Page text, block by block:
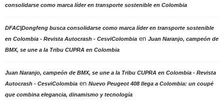
consolidarse como marca líder en transporte sostenible en Colombia
DFAC|Dongfeng busca consolidarse como marca líder en transporte sostenible
en Colombia - Revista Autocrash - CesviColombia en Juan Naranjo, campeón de
BMX, se une a la Tribu CUPRA en Colombia
Juan Naranjo, campeón de BMX, se une a la Tribu CUPRA en Colombia - Revista
Autocrash - CesviColombia en Nuevo Peugeot 408 llega a Colombia: un coupé
que combina elegancia, dinamismo y tecnología